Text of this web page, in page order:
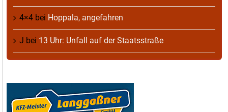
4×4 bei Hoppala, angefahren
J bei 13 Uhr: Unfall auf der Staatsstraße